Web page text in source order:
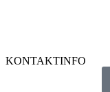
KONTAKTINFO